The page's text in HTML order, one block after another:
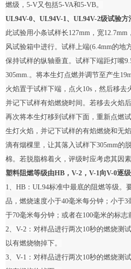
燃级，5-V又包括5-VA和5-VB。
UL94V-0、UL94V-1、UL94V-2级试验方
此试验用小条试样长127mm，宽12.7mm
风试验箱中进行。试样上端(6.4mm的地
保持试样的纵轴垂直。试样下端距灯嘴
305mm.。将本生灯点燃并调节至产生
火焰置于试样下端，点火10s，然后移去
并记下试样有焰燃烧时间。若移去火焰
再次将本生灯移到试样下面，重新点燃
生灯火焰，并记下试样的有焰燃烧和无
滴有烟棵里，让其落入试样下305mm的
棉。若脱脂棉着火，评级时应考虑其因素
塑料阻燃等级由HB，V-2，V-1向V-0逐
1、HB：UL94标准中最底的阻燃等级。
品，燃烧速度小于40毫米每分钟；小于
于70毫米每分钟；或者在100毫米的标志
2、V-2：对样品进行两次10秒的燃烧测
以有燃烧物掉下。
3、V-1：对样品进行两次10秒的燃烧测